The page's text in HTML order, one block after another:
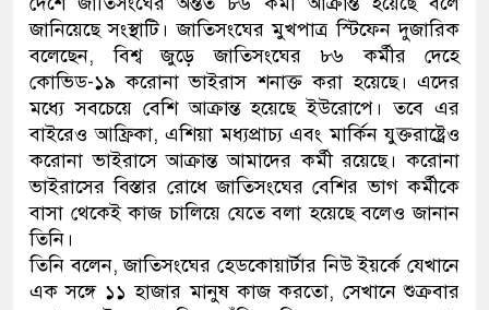
থানা পুলিশ
যেকোনো সময় বেনজীরের প্রত্যাবর্তন
নেতৃত্ব ও গণতন্ত্রের মূর্তমান প্রতীক
জানিয়েছে সংস্থাটি। জাতিসংঘের মুখপাত্র স্টিফেন দুজারিক
বলেছেন, বিশ্ব জুড়ে জাতিসংঘের ৮৬ কর্মীর দেহে
কোভিড-১৯ করোনা ভাইরাস শনাক্ত করা হয়েছে। এদের
মধ্যে সবচেয়ে বেশি আক্রান্ত হয়েছে ইউরোপে। তবে এর
বাইরেও আফ্রিকা, এশিয়া মধ্যপ্রাচ্য এবং মার্কিন যুক্তরাষ্ট্রেও
করোনা ভাইরাসে আক্রান্ত আমাদের কর্মী রয়েছে। করোনা
ভাইরাসের বিস্তার রোধে জাতিসংঘের বেশির ভাগ কর্মীকে
বাসা থেকেই কাজ চালিয়ে যেতে বলা হয়েছে বলেও জানান
তিনি।
তিনি বলেন, জাতিসংঘের হেডকোয়ার্টার নিউ ইয়র্কে যেখানে
এক সঙ্গে ১১ হাজার মানুষ কাজ করতো, সেখানে শুক্রবার